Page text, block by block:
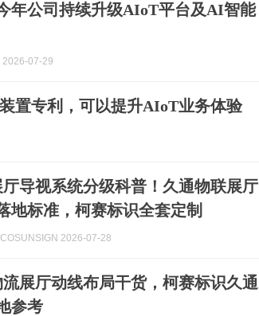
年公司持续升级AIoT平台及AI智能
2026-07-29
置专利，可以提升AIoT业务体验
导视系统分级科普！久通物联展厅
地标准，柯赛标识全套定制
2026-07-28
展厅动线布局干货，柯赛标识久通
参考